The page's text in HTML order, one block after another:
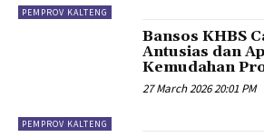
PEMPROV KALTENG
PEMPROV KALTENG
Bansos KHBS
Antusias dan
Kemudahan
27 March 2026 20:01 PM